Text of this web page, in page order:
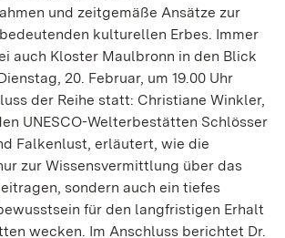
und zeitgemäße Ansätze zur
kulturellen Erbes. Immer
auch Kloster Maulbronn in den Blick
20. Februar, um 19.00 Uhr
der Reihe statt: Christiane Winkler,
UNESCO-Welterbestätten Schlösser
Falkenlust, erläutert, wie die
zur Wissensvermittlung über das
sondern auch ein tiefes
für den langfristigen Erhalt
wecken. Im Anschluss berichtet Dr.